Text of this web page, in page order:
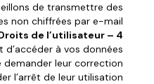
de transmettre des
non chiffrées par e-mail.
4 – Droits de l’utilisateur
d’accéder à vos données
demander leur correction
l’arrêt de leur utilisation